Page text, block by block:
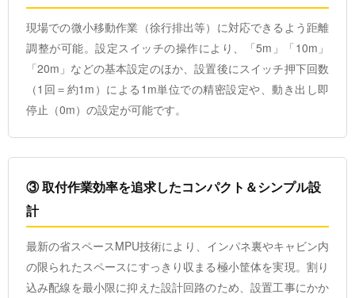
現場での微小移動作業（徐行排出等）に対応できるよう距離
調整が可能。設定スイッチの操作により、「5m」「10m」
「20m」などの基本設定のほか、設置後にスイッチ押下回数
（1回＝約1m）による1m単位での精密設定や、動き出し即
停止（0m）の設定が可能です。
③ 取付作業効率を追求したコンパクト＆シンプル設
計
最新の省スペースMPU技術により、インパネ裏やキャビン内
の限られたスペースにすっきり収まる極小筐体を実現。割り
込み配線を最小限に抑えた設計回路のため、設置工事にかか